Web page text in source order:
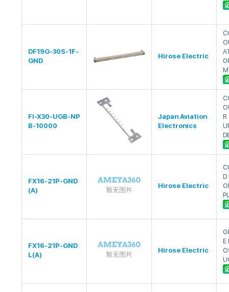
DF19G-30S-1F-
GND
Hirose Electric
M
FI-X30-UGB-NP
B-10000
Japan Aviation
Electronics
R
FX16-21P-GND
(A)
Hirose Electric
D
FX16-21P-GND
L(A)
Hirose Electric
E